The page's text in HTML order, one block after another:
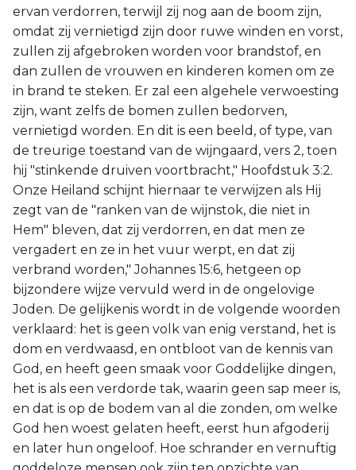
ervan verdorren, terwijl zij nog aan de boom zijn,
omdat zij vernietigd zijn door ruwe winden en vorst,
zullen zij afgebroken worden voor brandstof, en
dan zullen de vrouwen en kinderen komen om ze
in brand te steken. Er zal een algehele verwoesting
zijn, want zelfs de bomen zullen bedorven,
vernietigd worden. En dit is een beeld, of type, van
de treurige toestand van de wijngaard, vers 2, toen
hij "stinkende druiven voortbracht," Hoofdstuk 3:2.
Onze Heiland schijnt hiernaar te verwijzen als Hij
zegt van de "ranken van de wijnstok, die niet in
Hem" bleven, dat zij verdorren, en dat men ze
vergadert en ze in het vuur werpt, en dat zij
verbrand worden," Johannes 15:6, hetgeen op
bijzondere wijze vervuld werd in de ongelovige
Joden. De gelijkenis wordt in de volgende woorden
verklaard: het is geen volk van enig verstand, het is
dom en verdwaasd, en ontbloot van de kennis van
God, en heeft geen smaak voor Goddelijke dingen,
het is als een verdorde tak, waarin geen sap meer is,
en dat is op de bodem van al die zonden, om welke
God hen woest gelaten heeft, eerst hun afgoderij
en later hun ongeloof. Hoe schrander en vernuftig